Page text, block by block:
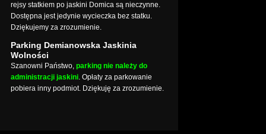
rejsy statkiem po jaskini Domica są nieczynne.
Dostępna jest jedynie wycieczka bez statku.
Dziękujemy za zrozumienie.
Parking Demianowska Jaskinia
Wolności
Szanowni Państwo, parking nie należy do
administracji jaskini. Opłaty za parkowanie
pobiera inny podmiot. Dziękuję za zrozumienie.